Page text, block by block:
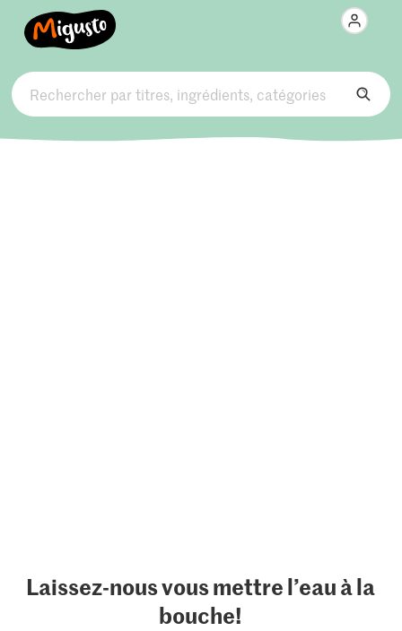
Laissez-nous vous mettre l’eau à la
bouche!